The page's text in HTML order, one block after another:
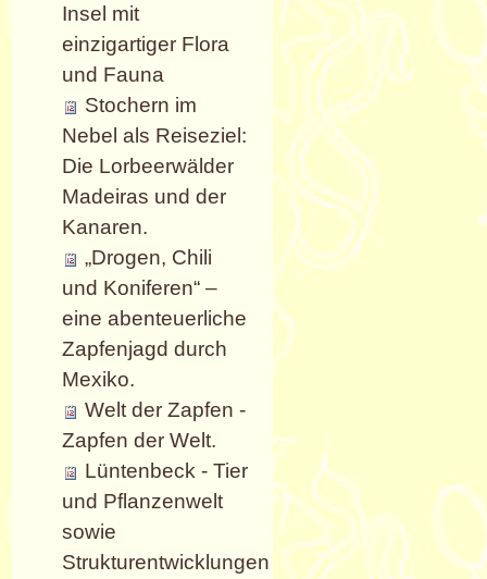
Insel mit
einzigartiger Flora
und Fauna
Stochern im
Nebel als Reiseziel:
Die Lorbeerwälder
Madeiras und der
Kanaren.
„Drogen, Chili
und Koniferen“ –
eine abenteuerliche
Zapfenjagd durch
Mexiko.
Welt der Zapfen -
Zapfen der Welt.
Lüntenbeck - Tier
und Pflanzenwelt
sowie
Strukturentwicklungen